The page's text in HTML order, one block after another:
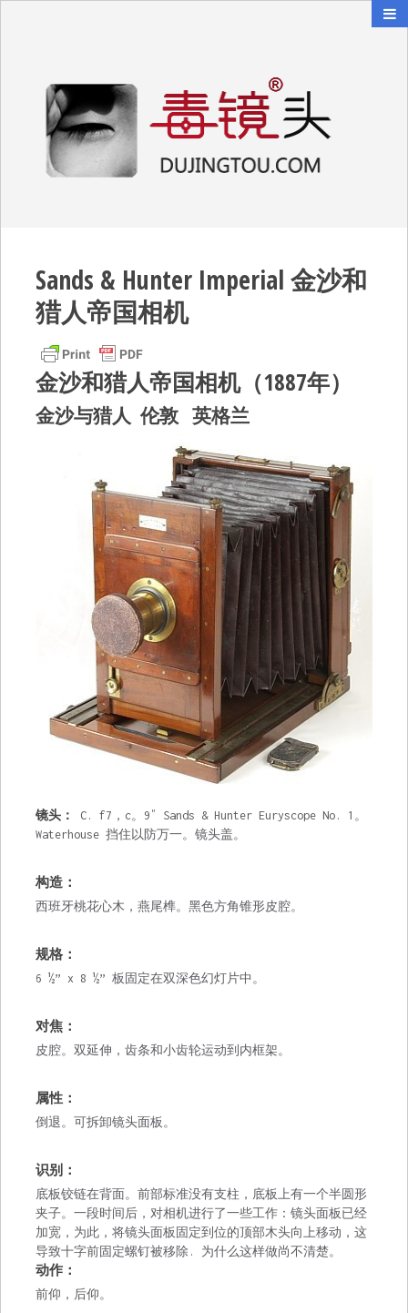
Sands & Hunter Imperial 金沙和
猎人帝国相机
金沙和猎人帝国相机（1887年）
金沙与猎人 伦敦 英格兰
镜头：
C. f7，c。9″ Sands & Hunter Euryscope No. 1。
Waterhouse 挡住以防万一。镜头盖。
构造：
西班牙桃花心木，燕尾榫。黑色方角锥形皮腔。
规格：
6 ½” x 8 ½” 板固定在双深色幻灯片中。
对焦：
皮腔。双延伸，齿条和小齿轮运动到内框架。
属性：
倒退。可拆卸镜头面板。
识别：
底板铰链在背面。前部标准没有支柱，底板上有一个半圆形
夹子。一段时间后，对相机进行了一些工作：镜头面板已经
加宽，为此，将镜头面板固定到位的顶部木头向上移动，这
导致十字前固定螺钉被移除. 为什么这样做尚不清楚。
动作：
前仰，后仰。